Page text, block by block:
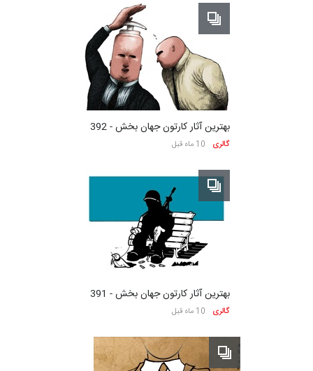
بهترین آثار کارتون جهان بخش - 392
گالری 10 ماه قبل
بهترین آثار کارتون جهان بخش - 391
گالری 10 ماه قبل